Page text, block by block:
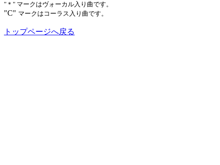
"＊" マークはヴォーカル入り曲です。
"C" マークはコーラス入り曲です。
トップページへ戻る